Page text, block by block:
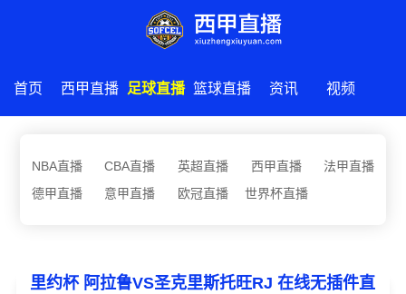
首页 西甲直播 足球直播 篮球直播 资讯 视频
NBA直播 CBA直播 英超直播 西甲直播
法甲直播
德甲直播
意甲直播 欧冠直播 世界杯直播
里约杯 阿拉鲁VS圣克里斯托旺RJ 在线无插件直